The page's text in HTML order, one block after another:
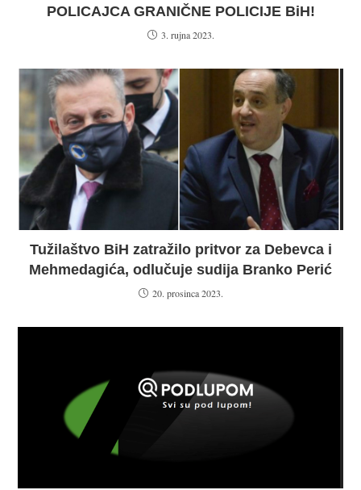
POLICAJCA GRANIČNE POLICIJE BiH!
3. rujna 2023.
Tužilaštvo BiH zatražilo pritvor za Debevca i
Mehmedagića, odlučuje sudija Branko Perić
20. prosinca 2023.